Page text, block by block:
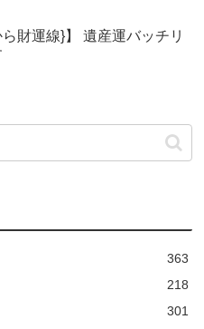
ら財運線}】 遺産運バッチリ
363
218
301